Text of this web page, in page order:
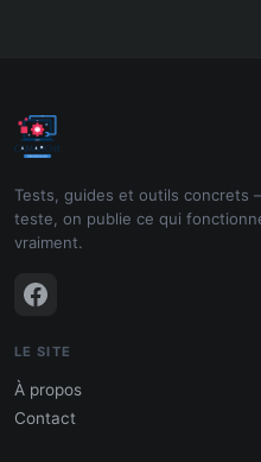
Tests, guides et outils concrets
teste, on publie ce qui
vraiment.
LE SITE
À propos
Contact